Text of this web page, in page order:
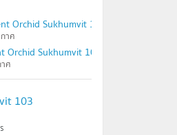
Orchid Sukhumvit 101
าศ
Orchid Sukhumvit 101
ศ
103